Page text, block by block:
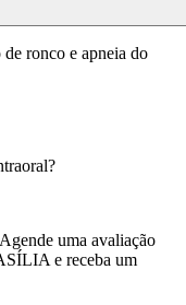
ronco e apneia do
uma avaliação
e receba um